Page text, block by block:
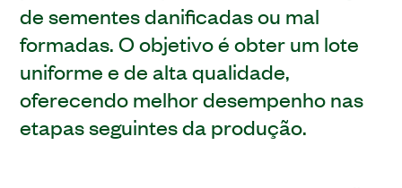
de sementes danificadas ou mal
formadas. O objetivo é obter um lote
uniforme e de alta qualidade,
oferecendo melhor desempenho nas
etapas seguintes da produção.